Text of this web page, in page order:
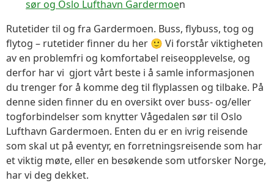
sør og Oslo Lufthavn Gardermoen
Rutetider til og fra Gardermoen. Buss, flybuss, tog og
flytog – rutetider finner du her 🙂 Vi forstår viktigheten
av en problemfri og komfortabel reiseopplevelse, og
derfor har vi gjort vårt beste i å samle informasjonen
du trenger for å komme deg til flyplassen og tilbake. På
denne siden finner du en oversikt over buss- og/eller
togforbindelser som knytter Vågedalen sør til Oslo
Lufthavn Gardermoen. Enten du er en ivrig reisende
som skal ut på eventyr, en forretningsreisende som har
et viktig møte, eller en besøkende som utforsker Norge,
har vi deg dekket.